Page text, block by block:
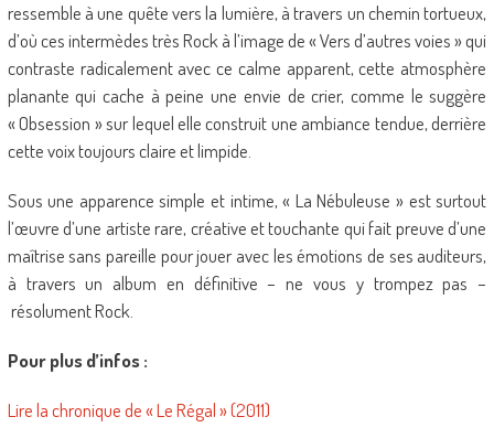
ressemble à une quête vers la lumière, à travers un chemin tortueux,
d’où ces intermèdes très Rock à l’image de « Vers d’autres voies » qui
contraste radicalement avec ce calme apparent, cette atmosphère
planante qui cache à peine une envie de crier, comme le suggère
« Obsession » sur lequel elle construit une ambiance tendue, derrière
cette voix toujours claire et limpide.
Sous une apparence simple et intime, « La Nébuleuse » est surtout
l’œuvre d’une artiste rare, créative et touchante qui fait preuve d’une
maîtrise sans pareille pour jouer avec les émotions de ses auditeurs,
à travers un album en définitive – ne vous y trompez pas –
résolument Rock.
Pour plus d’infos :
Lire la chronique de « Le Régal » (2011)